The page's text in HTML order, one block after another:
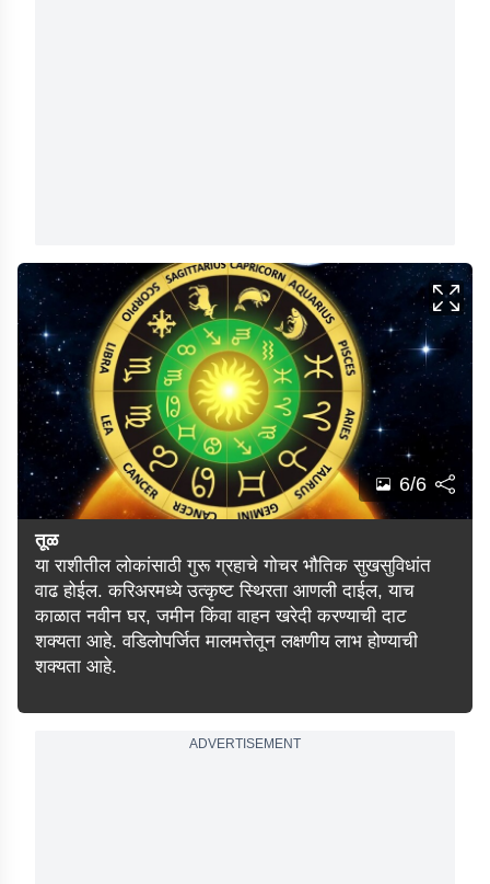
6/6
तूळ
या राशीतील लोकांसाठी गुरू ग्रहाचे गोचर भौतिक सुखसुविधांत
वाढ होईल. करिअरमध्ये उत्कृष्ट स्थिरता आणली दाईल, याच
काळात नवीन घर, जमीन किंवा वाहन खरेदी करण्याची दाट
शक्यता आहे. वडिलोपर्जित मालमत्तेतून लक्षणीय लाभ होण्याची
शक्यता आहे.
ADVERTISEMENT